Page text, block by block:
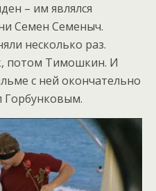
– им являлся
Семен Семеныч.
несколько раз.
потом Тимошкин. И
с ней окончательно
Горбунковым.